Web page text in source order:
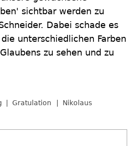
sichtbar werden zu
Dabei schade es
unterschiedlichen Farben
zu sehen und zu
Gratulation
Nikolaus